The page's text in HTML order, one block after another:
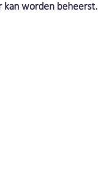
worden beheerst.